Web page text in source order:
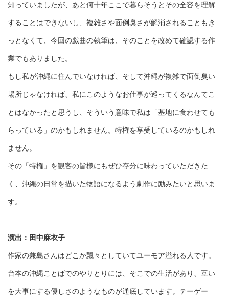
知っていましたが、あと何十年ここで暮らそうとその全容を理解
することはできないし、複雑さや面倒臭さが解消されることもき
っとなくて、今回の戯曲の執筆は、そのことを改めて確認する作
業でもありました。
もし私が沖縄に住んでいなければ、そして沖縄が複雑で面倒臭い
場所じゃなければ、私にこのようなお仕事が巡ってくるなんてこ
とはなかったと思うし、そういう意味で私は「基地に食わせても
らっている」のかもしれません。特権を享受しているのかもしれ
ません。
その「特権」を観客の皆様にもぜひ存分に味わっていただきた
く、沖縄の日常を描いた物語になるよう劇作に励みたいと思いま
す。
演出：田中麻衣子
作家の兼島さんはどこか飄々としていてユーモア溢れる人です。
台本の沖縄ことばでのやりとりには、そこでの生活があり、互い
を大事にする優しさのようなものが通底しています。テーゲー